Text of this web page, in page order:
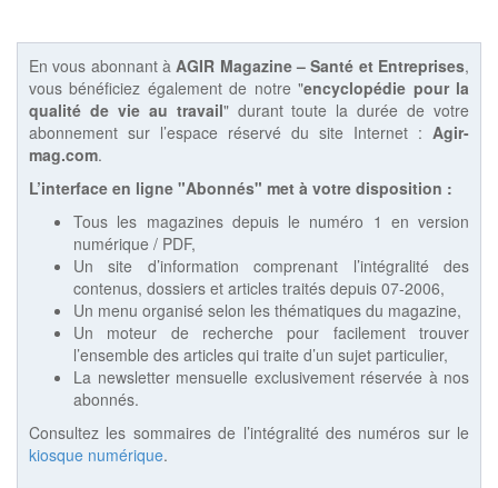
En vous abonnant àAGIR Magazine – Santé et Entreprises,
vous bénéficiez également de notre "encyclopédie pour la
qualité de vie au travail" durant toute la durée de votre
abonnement sur l’espace réservé du site Internet : Agir-
mag.com.
L’interface en ligne "Abonnés" met à votre disposition :
Tous les magazines depuis le numéro 1 en version
numérique / PDF,
Un site d’information comprenant l’intégralité des
contenus, dossiers et articles traités depuis 07-2006,
Un menu organisé selon les thématiques du magazine,
Un moteur de recherche pour facilement trouver
l’ensemble des articles qui traite d’un sujet particulier,
La newsletter mensuelle exclusivement réservée à nos
abonnés.
Consultez les sommaires de l’intégralité des numéros sur le
kiosque numérique.